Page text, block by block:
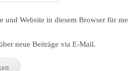
und Website in diesem Browser für
neue Beiträge via E-Mail.